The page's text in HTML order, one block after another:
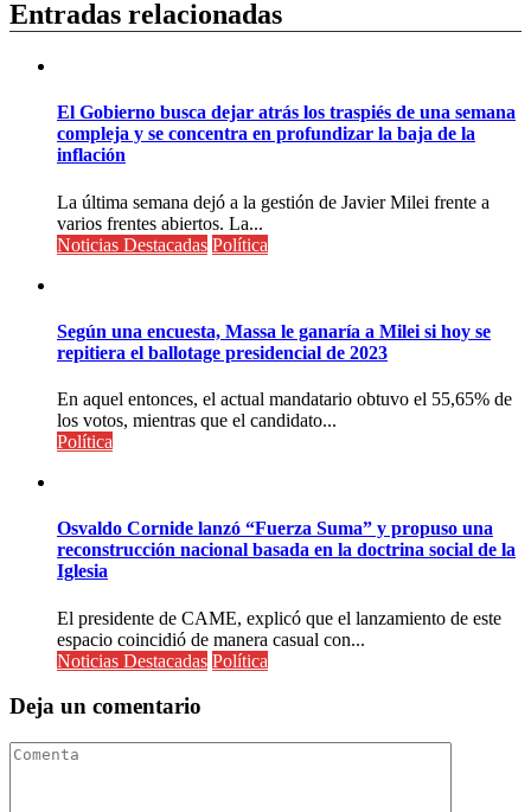
Entradas relacionadas
El Gobierno busca dejar atrás los traspiés de una semana
compleja y se concentra en profundizar la baja de la
inflación
La última semana dejó a la gestión de Javier Milei frente a
varios frentes abiertos. La...
Noticias Destacadas Política
Según una encuesta, Massa le ganaría a Milei si hoy se
repitiera el ballotage presidencial de 2023
En aquel entonces, el actual mandatario obtuvo el 55,65% de
los votos, mientras que el candidato...
Política
Osvaldo Cornide lanzó “Fuerza Suma” y propuso una
reconstrucción nacional basada en la doctrina social de la
Iglesia
El presidente de CAME, explicó que el lanzamiento de este
espacio coincidió de manera casual con...
Noticias Destacadas Política
Deja un comentario